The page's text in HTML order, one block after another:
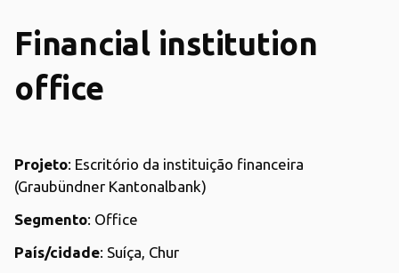
Financial institution
office
Projeto: Escritório da instituição financeira
(Graubündner Kantonalbank)
Segmento: Office
País/cidade: Suíça, Chur